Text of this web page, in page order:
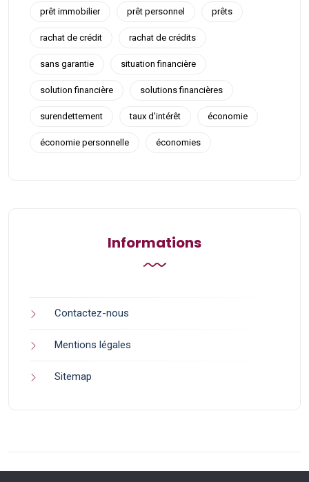
prêt immobilier prêt personnel prêts
rachat de crédit rachat de crédits
sans garantie situation financière
solution financière solutions financières
surendettement taux d'intérêt économie
économie personnelle économies
Informations
Contactez-nous
Mentions légales
Sitemap